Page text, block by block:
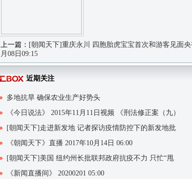
上一篇： [朝闻天下]重庆永川 四胞胎虎宝宝首次和游客见面央
月08日09:15
近期关注
多地抗旱 确保农业生产好势头
《今日说法》 2015年11月11日视频 《刑法修正案（九）
[朝闻天下]走进新发地 记者探访疫情防控下的新发地批
《朝闻天下》直播 2017年10月14日 06:00
[朝闻天下]美国 纽约州长批联邦政府抗疫不力 只忙“甩
《新闻直播间》 20200201 05:00